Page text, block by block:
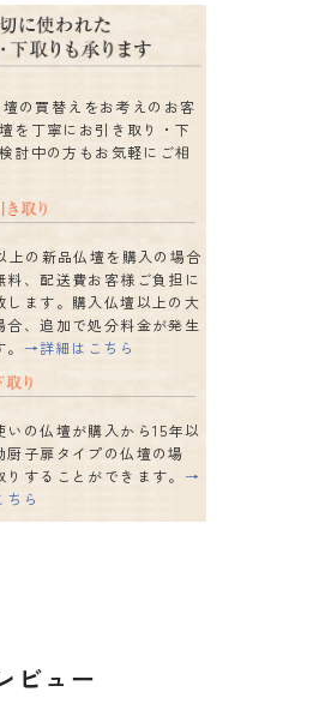
の買替えをお考えのお客
を丁寧にお引き取り・下
討中の方もお気軽にご相
上の新品仏壇を購入の場合
料、配送費お客様ご負担に
します。購入仏壇以上の大
合、追加で処分料金が発生
→詳細はこちら
いの仏壇が購入から15年以
厨子扉タイプの仏壇の場
りすることができます。 →
ちら
ビュー